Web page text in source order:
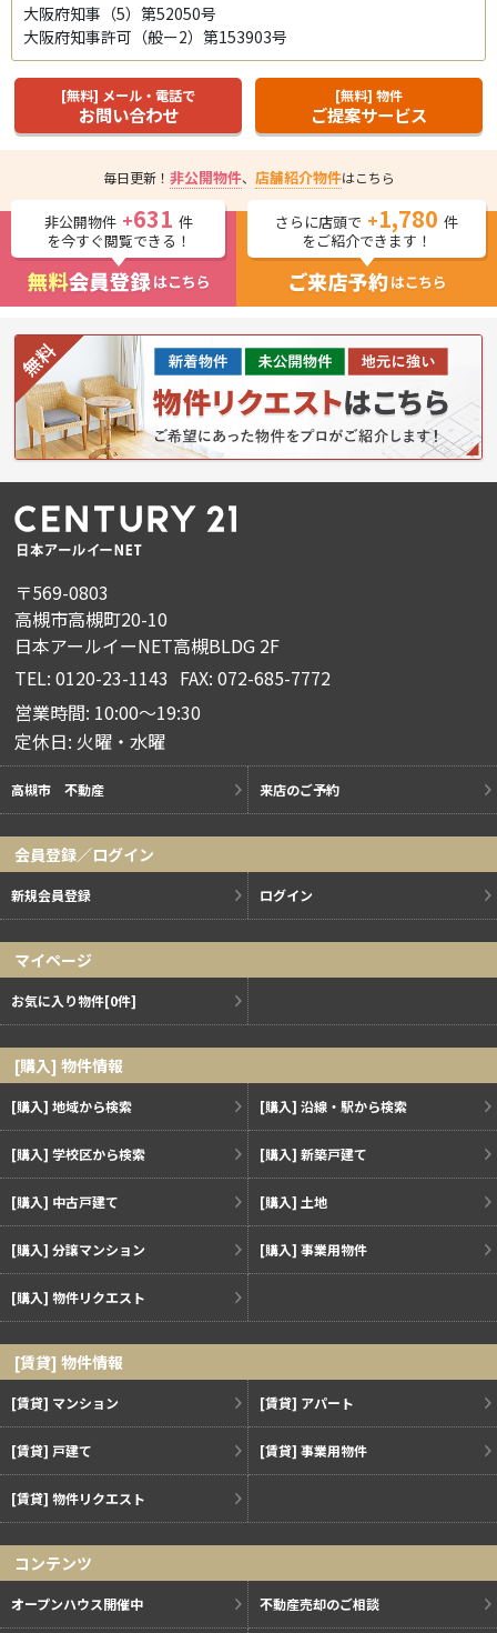
大阪府知事（5）第52050号
大阪府知事許可（般ー2）第153903号
[無料] メール・電話で
お問い合わせ
[無料] 物件
ご提案サービス
毎日更新！ 非公開物件、 店舗紹介物件はこちら
非公開物件 +631 件
を今すぐ閲覧できる！
さらに店頭で +1,780 件
をご紹介できます！
〒569-0803
高槻市高槻町20-10
日本アールイーNET高槻BLDG 2F
TEL: 0120-23-1143 FAX: 072-685-7772
営業時間: 10:00～19:30
定休日: 火曜・水曜
高槻市 不動産 来店のご予約
会員登録／ログイン
新規会員登録 ログイン
マイページ
お気に入り物件[0件]
[購入] 物件情報
[購入] 地域から検索 [購入] 沿線・駅から検索
[購入] 学校区から検索 [購入] 新築戸建て
[購入] 中古戸建て [購入] 土地
[購入] 分譲マンション [購入] 事業用物件
[購入] 物件リクエスト
[賃貸] 物件情報
[賃貸] マンション [賃貸] アパート
[賃貸] 戸建て [賃貸] 事業用物件
[賃貸] 物件リクエスト
コンテンツ
オープンハウス開催中 不動産売却のご相談